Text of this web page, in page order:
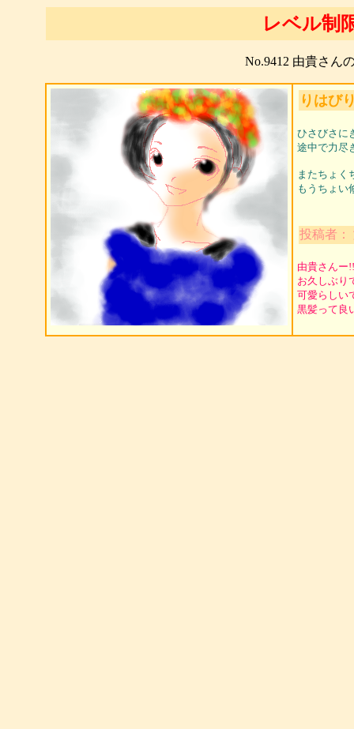
レベル制
No.9412 由貴さ
りはび
ひさびさに
途中で力尽
またちょく
もうちょい
投稿者：
由貴さんー!!
お久しぶり
可愛らしい
黒髪って良